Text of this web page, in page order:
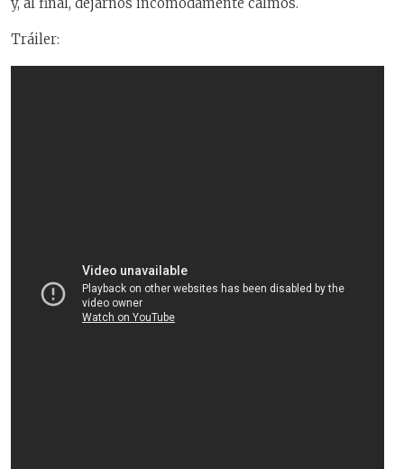
Tráiler: